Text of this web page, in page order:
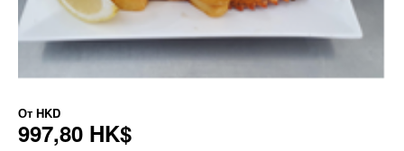
От HKD
997,80 HK$